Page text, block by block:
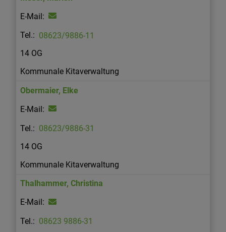
08623/9886-11
14 OG
Kommunale Kitaverwaltung
Obermaier, Elke
08623/9886-31
14 OG
Kommunale Kitaverwaltung
Thalhammer, Christina
08623 9886-31